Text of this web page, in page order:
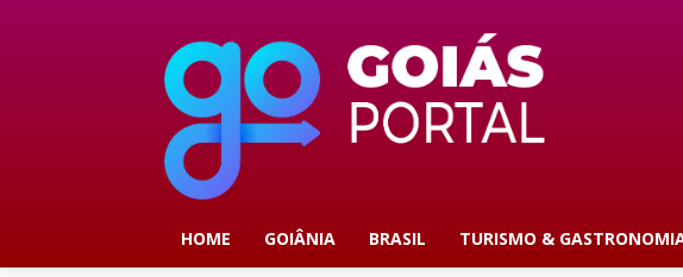
HOME GOIÂNIA BRASIL TURISMO &